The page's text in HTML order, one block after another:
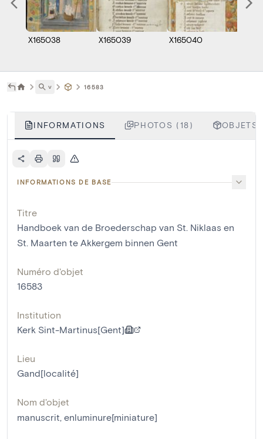
X165038 X165039 X165040
˅ 16583
INFORMATIONS PHOTOS (18) OBJETS
INFORMATIONS DE BASE
Titre
Handboek van de Broederschap van St. Niklaas en
St. Maarten te Akkergem binnen Gent
Numéro d'objet
16583
Institution
Kerk Sint-Martinus[Gent]
Lieu
Gand[localité]
Nom d'objet
manuscrit, enluminure[miniature]